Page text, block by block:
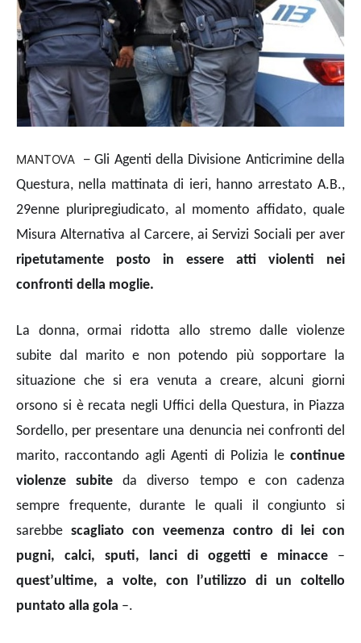
MANTOVA –Gli Agenti della Divisione Anticrimine della
Questura, nella mattinata di ieri, hanno arrestato A.B.,
29enne pluripregiudicato, al momento affidato, quale
Misura Alternativa al Carcere, ai Servizi Sociali per aver
ripetutamente posto in essere atti violenti nei
confronti della moglie.
La donna, ormai ridotta allo stremo dalle violenze
subite dal marito e non potendo più sopportare la
situazione che si era venuta a creare, alcuni giorni
orsono si è recata negli Uffici della Questura, in Piazza
Sordello, per presentare una denuncia nei confronti del
marito, raccontando agli Agenti di Polizia le continue
violenze subite da diverso tempo e con cadenza
sempre frequente, durante le quali il congiunto si
sarebbe scagliato con veemenza contro di lei con
pugni, calci, sputi, lanci di oggetti e minacce –
quest’ultime, a volte, con l’utilizzo di un coltello
puntato alla gola –.